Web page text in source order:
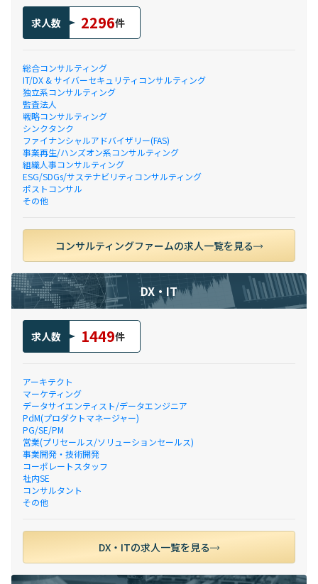
求人数 2296件
総合コンサルティング
IT/DX & サイバーセキュリティコンサルティング
独立系コンサルティング
監査法人
戦略コンサルティング
シンクタンク
ファイナンシャルアドバイザリー(FAS)
事業再生/ハンズオン系コンサルティング
組織人事コンサルティング
ESG/SDGs/サステナビリティコンサルティング
ポストコンサル
その他
コンサルティングファームの求人一覧を見る
DX・IT
求人数 1449件
アーキテクト
マーケティング
データサイエンティスト/データエンジニア
PdM(プロダクトマネージャー)
PG/SE/PM
営業(プリセールス/ソリューションセールス)
事業開発・技術開発
コーポレートスタッフ
社内SE
コンサルタント
その他
DX・ITの求人一覧を見る